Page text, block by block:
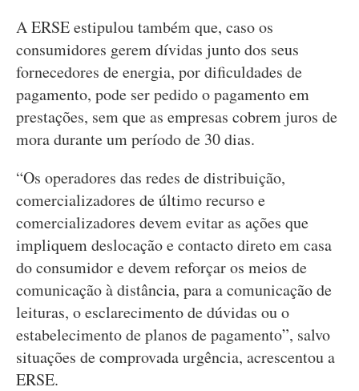
A ERSE estipulou também que, caso os
consumidores gerem dívidas junto dos seus
fornecedores de energia, por dificuldades de
pagamento, pode ser pedido o pagamento em
prestações, sem que as empresas cobrem juros de
mora durante um período de 30 dias.
“Os operadores das redes de distribuição,
comercializadores de último recurso e
comercializadores devem evitar as ações que
impliquem deslocação e contacto direto em casa
do consumidor e devem reforçar os meios de
comunicação à distância, para a comunicação de
leituras, o esclarecimento de dúvidas ou o
estabelecimento de planos de pagamento”, salvo
situações de comprovada urgência, acrescentou a
ERSE.